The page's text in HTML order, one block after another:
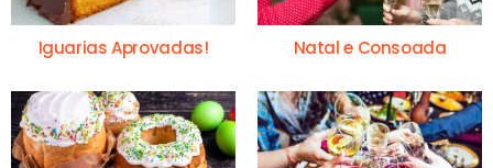
Iguarias Aprovadas! Natal e Consoada